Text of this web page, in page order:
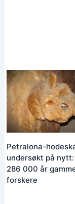
Petralona-
undersøkt på
286 000 år
forskere